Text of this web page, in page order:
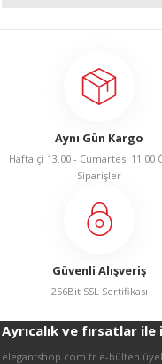
Görüş ve önerileriniz için
Ürün açıklamasında eksik
Ürün bilgilerinde hatalar
Ürün fiyatı diğer sitelerden
Bu ürüne benzer farklı
Aynı Gün Kargo
Haftaiçi 13.00 - Cumartesi 11.00
Siparişler
Güvenli Alışveriş
256Bit SSL Sertifikası
Ayrıcalık ve fırsatlar
elegantshop.com.tr e-bülten